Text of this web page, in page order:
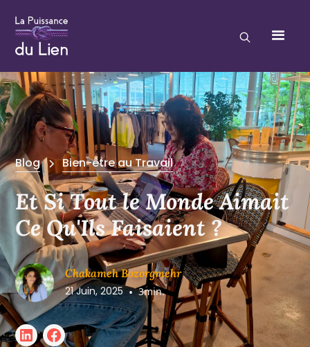
Blog Bien-être au Travail
Et Si Tout le Monde Aimait
Ce Qu'Ils Faisaient ?
Chakameh Bozorgmehr
21 Juin, 2025 • 3min.